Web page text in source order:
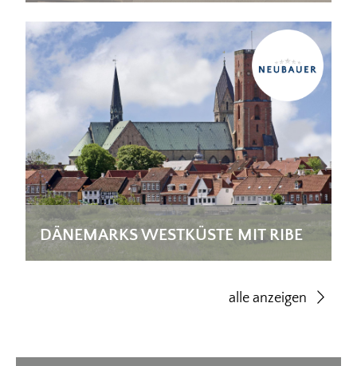
DÄNEMARKS WESTKÜSTE MIT RIBE
alle anzeigen